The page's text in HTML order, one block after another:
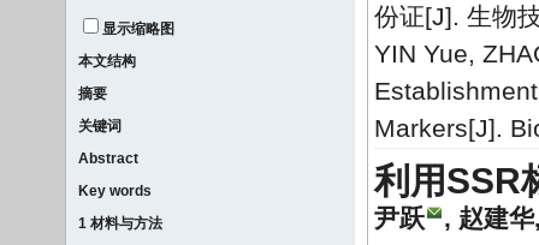
显示缩略图
本文结构
摘要
关键词
Abstract
Key words
1 材料与方法
份证[J]. 生物
YIN Yue,
Markers[J].
利用SSR
尹跃 , 赵建华